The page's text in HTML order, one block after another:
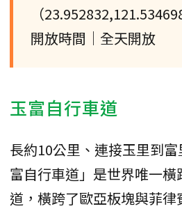
（23.952832,121.534698
開放時間｜全天開放
玉富自行車道
長約10公里、連接玉里到
富自行車道」是世界唯一
道，橫跨了歐亞板塊與菲